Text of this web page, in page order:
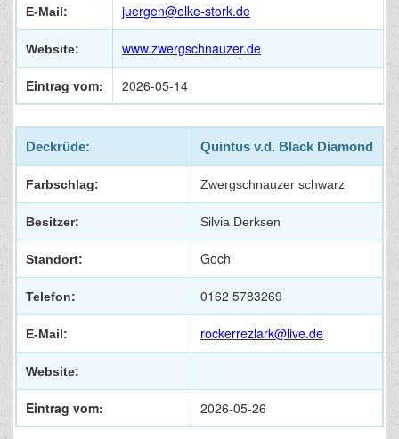
E-Mail: juergen@elke-stork.de
Website: www.zwergschnauzer.de
Eintrag vom: 2026-05-14
Deckrüde: Quintus v.d. Black Diamond
Farbschlag: Zwergschnauzer schwarz
Besitzer: Silvia Derksen
Standort: Goch
Telefon: 0162 5783269
E-Mail: rockerrezlark@live.de
Website:
Eintrag vom: 2026-05-26